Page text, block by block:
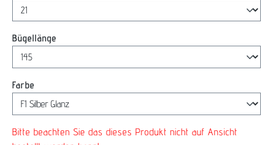
Bügellänge
Farbe
Bitte beachten Sie das dieses Produkt nicht auf Ansicht